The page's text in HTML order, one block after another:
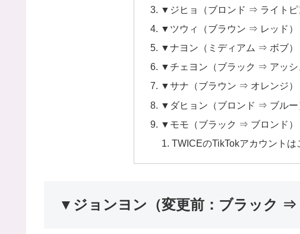
▼ジヒョ（ブロンド ⇒ ライトピ
▼ツウィ（ブラウン ⇒ レッド）
▼ナヨン（ミディアム ⇒ ボブ）
▼チェヨン（ブラック ⇒ アッシ
▼サナ（ブラウン ⇒ オレンジ）
▼ダヒョン（ブロンド ⇒ ブルー
▼モモ（ブラック ⇒ ブロンド）
TWICEのTikTokアカウントは
▼ジョンヨン（変更前：ブラック ⇒